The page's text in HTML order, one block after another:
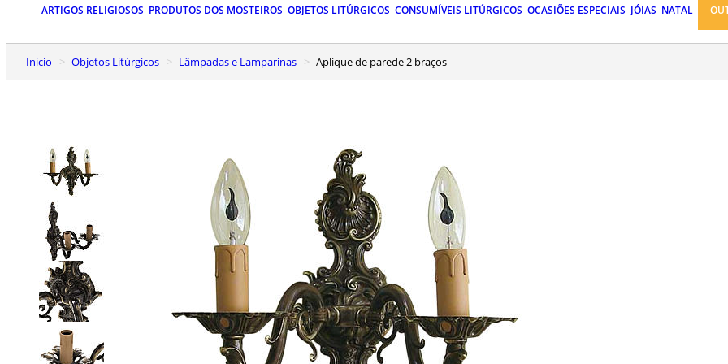
ARTIGOS RELIGIOSOS PRODUTOS DOS MOSTEIROS OBJETOS LITÚRGICOS CONSUMÍVEIS LITÚRGICOS OCASIÕES ESPECIAIS JÓIAS NATAL
Inicio Objetos Litúrgicos Lâmpadas e Lamparinas Aplique de parede 2 braços